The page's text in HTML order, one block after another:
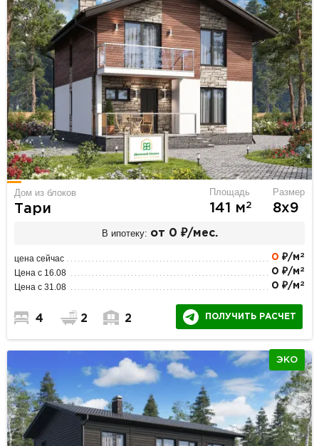
Дом из блоков
Тари
Площадь
141 м2
Размер
8х9
В ипотеку: от 0 ₽/мес.
цена сейчас 0 ₽/м 2
Цена с 16.08 0 ₽/м 2
Цена с 31.08 0 ₽/м 2
4 2 2 ПОЛУЧИТЬ РАСЧЕТ
ЭКО